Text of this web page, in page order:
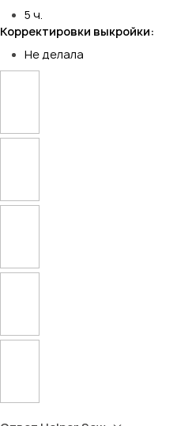
5 ч.
Корректировки выкройки:
Не делала